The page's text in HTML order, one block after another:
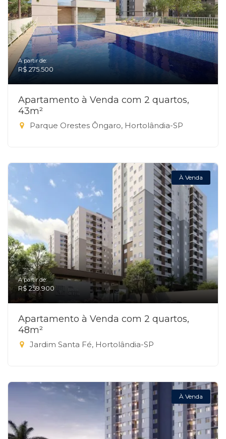
A partir de:
R$ 275.500
Apartamento à Venda com 2 quartos,
43m²
Parque Orestes Ôngaro, Hortolândia-SP
À Venda
A partir de:
R$ 259.900
Apartamento à Venda com 2 quartos,
48m²
Jardim Santa Fé, Hortolândia-SP
À Venda